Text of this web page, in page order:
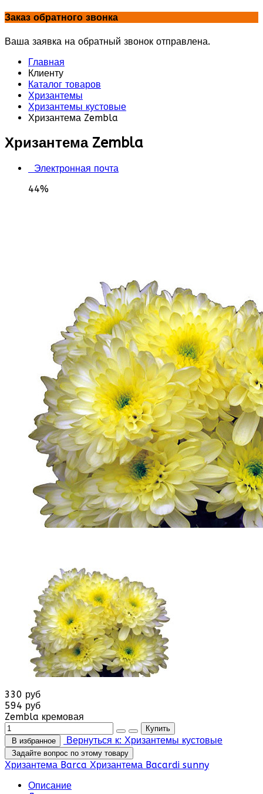
Заказ обратного звонка
Ваша заявка на обратный звонок отправлена.
Главная
Клиенту
Каталог товаров
Хризантемы
Хризантемы кустовые
Хризантема Zembla
Хризантема Zembla
Электронная почта
44%
330 руб
594 руб
Zembla кремовая
В избранное Вернуться к: Хризантемы кустовые
Задайте вопрос по этому товару
Хризантема Barca Хризантема Bacardi sunny
Описание